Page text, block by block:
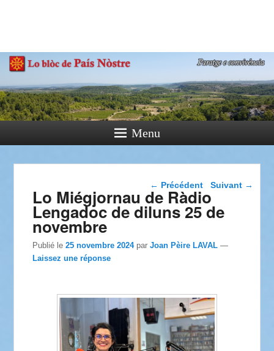
Paratge e Convivència
Menu
Navigation dans les
← Précédent Suivant →
Lo Miégjornau de Ràdio
Lengadoc de diluns 25 de
novembre
Publié le25 novembre 2024 parJoan Pèire LAVAL —
Laissez une réponse